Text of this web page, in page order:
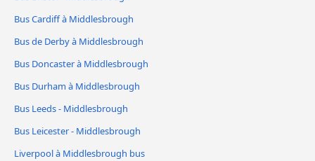
Bus Cardiff à Middlesbrough
Bus de Derby à Middlesbrough
Bus Doncaster à Middlesbrough
Bus Durham à Middlesbrough
Bus Leeds - Middlesbrough
Bus Leicester - Middlesbrough
Liverpool à Middlesbrough bus